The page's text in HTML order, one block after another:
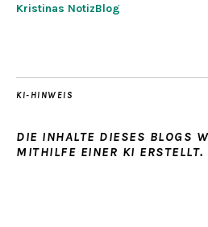
Kristinas NotizBlog
KI-HINWEIS
DIE INHALTE DIESES BLOGS
MITHILFE EINER KI ERSTELLT.